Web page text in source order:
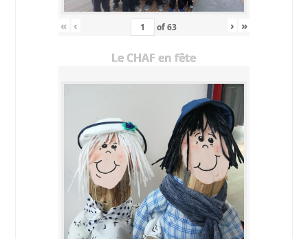
« ‹ of63 › »
Le CHAF en fête